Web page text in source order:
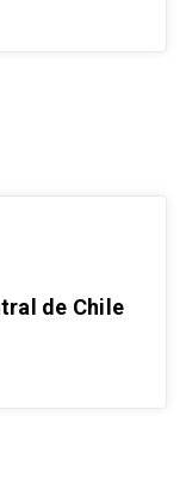
de Chile